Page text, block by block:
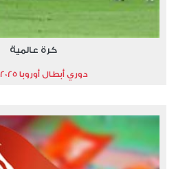
كرة عالمية
دوري أبطال أوروبا 2025-2026